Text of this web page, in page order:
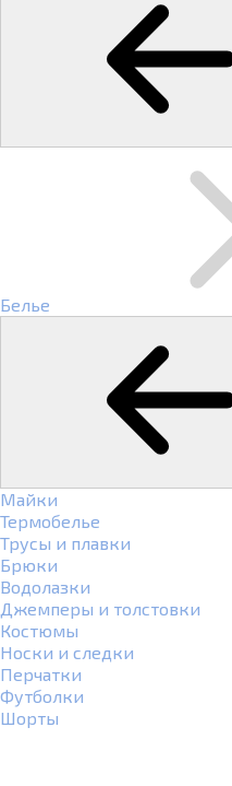
Белье
Майки
Термобелье
Трусы и плавки
Брюки
Водолазки
Джемперы и толстовки
Костюмы
Носки и следки
Перчатки
Футболки
Шорты